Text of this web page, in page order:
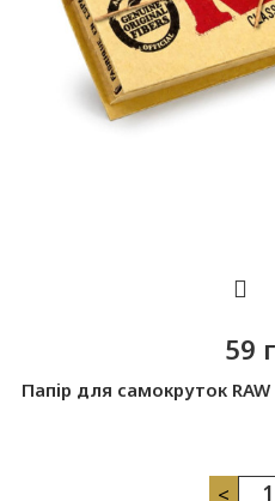
59
Папір для самокруток RAW
<